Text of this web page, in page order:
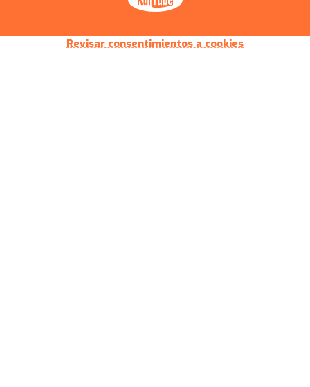
Revisar consentimientos a cookies